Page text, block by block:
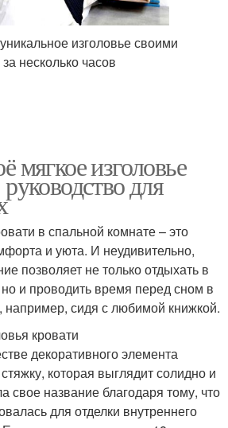
изголовье своими
несколько часов
мягкое изголовье
для
в спальной комнате – это
и уюта. И неудивительно,
позволяет не только отдыхать в
и проводить время перед сном в
сидя с любимой книжкой.
кровати
декоративного элемента
которая выглядит солидно и
свое название благодаря тому, что
для отделки внутреннего